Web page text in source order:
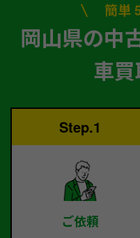
簡単
岡山県の中
車
Step.1
ご依頼